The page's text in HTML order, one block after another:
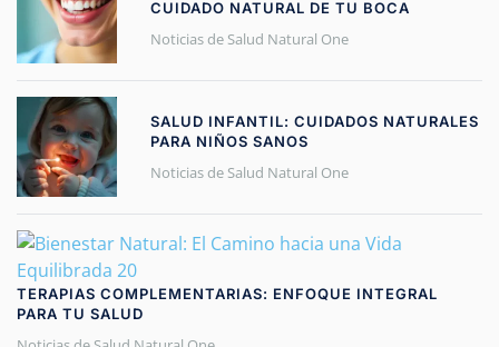
CUIDADO NATURAL DE TU BOCA
Noticias de Salud Natural One
SALUD INFANTIL: CUIDADOS NATURALES
PARA NIÑOS SANOS
Noticias de Salud Natural One
TERAPIAS COMPLEMENTARIAS: ENFOQUE INTEGRAL
PARA TU SALUD